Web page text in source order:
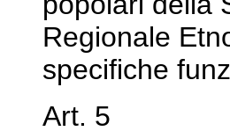
Regionale
specifiche
Art. 5